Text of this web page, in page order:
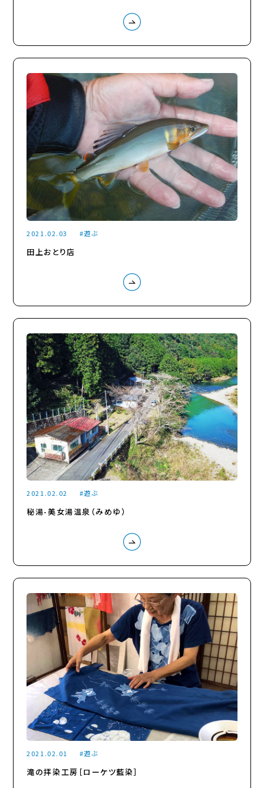
2021.02.03
田上おとり店
遊ぶ
2021.02.02
秘湯-美女湯温泉（みめゆ）
遊ぶ
2021.02.01
滝の拝染工房［ローケツ藍染］
遊ぶ